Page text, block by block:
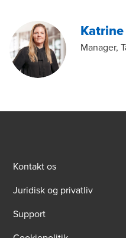
Manager,
Kontakt os
Juridisk og privatliv
Support